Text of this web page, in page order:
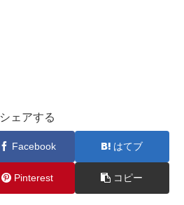
シェアする
Facebook はてブ
Pinterest コピー